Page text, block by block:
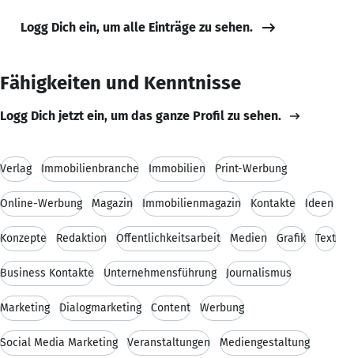
Logg Dich ein, um alle Einträge zu sehen.
Fähigkeiten und Kenntnisse
Logg Dich jetzt ein, um das ganze Profil zu sehen.
Verlag Immobilienbranche Immobilien Print-Werbung
Online-Werbung Magazin Immobilienmagazin Kontakte Ideen
Konzepte Redaktion Öffentlichkeitsarbeit Medien Grafik Text
Business Kontakte Unternehmensführung Journalismus
Marketing Dialogmarketing Content Werbung
Social Media Marketing Veranstaltungen Mediengestaltung